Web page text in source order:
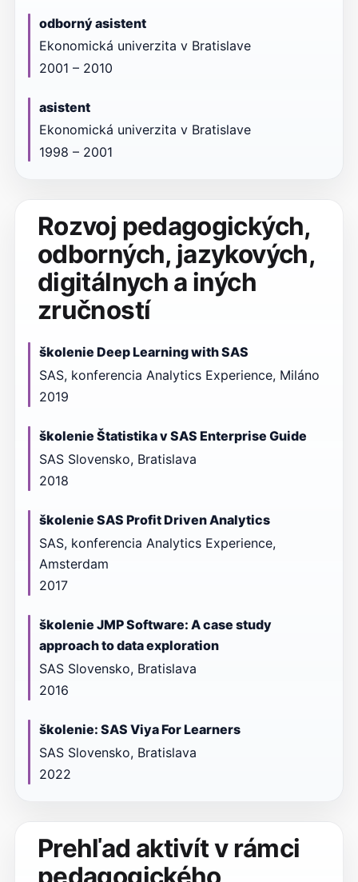
odborný asistent
Ekonomická univerzita v Bratislave
2001 – 2010
asistent
Ekonomická univerzita v Bratislave
1998 – 2001
Rozvoj pedagogických,
odborných, jazykových,
digitálnych a iných
zručností
školenie Deep Learning with SAS
SAS, konferencia Analytics Experience, Miláno
2019
školenie Štatistika v SAS Enterprise Guide
SAS Slovensko, Bratislava
2018
školenie SAS Profit Driven Analytics
SAS, konferencia Analytics Experience,
Amsterdam
2017
školenie JMP Software: A case study
approach to data exploration
SAS Slovensko, Bratislava
2016
školenie: SAS Viya For Learners
SAS Slovensko, Bratislava
2022
Prehľad aktivít v rámci